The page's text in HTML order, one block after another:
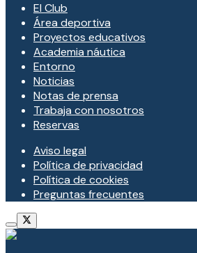
El Club
Área deportiva
Proyectos educativos
Academia náutica
Entorno
Noticias
Notas de prensa
Trabaja con nosotros
Reservas
Aviso legal
Política de privacidad
Política de cookies
Preguntas frecuentes